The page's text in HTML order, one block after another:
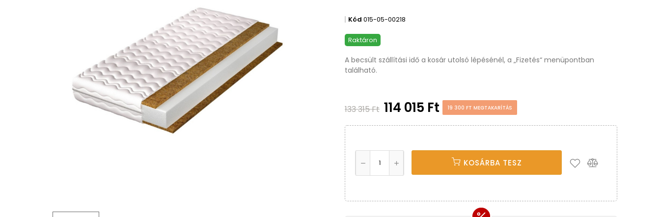
Kód 015-05-00218
Raktáron
A becsült szállítási idő a kosár utolsó lépésénél, a „Fizetés“ menüpontban
található.
133 315 Ft 114 015 Ft 19 300 FT MEGTAKARÍTÁS
KOSÁRBA TESZ